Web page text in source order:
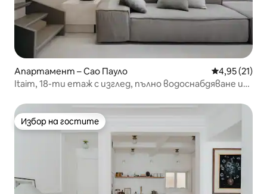
Апартамент – Сао Пауло Средна
4,95 (21)
Itaim, 18-ти етаж с изглед, пълно водоснабдяване и
Избор на гостите
Избор на гостите